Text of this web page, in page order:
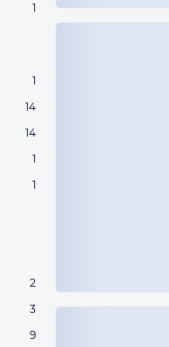
1
1
14
14
1
1
2
3
9